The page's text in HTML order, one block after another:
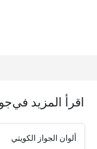
اقرأ المزيد في
ألوان الجواز الكويتي